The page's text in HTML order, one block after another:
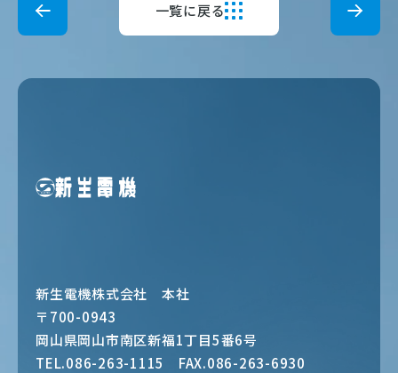
一覧に戻る
新生電機株式会社 本社
〒700-0943
岡山県岡山市南区新福1丁目5番6号
TEL.086-263-1115 FAX.086-263-6930